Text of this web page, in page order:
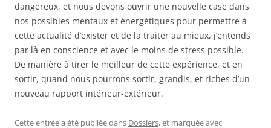
dangereux, et nous devons ouvrir une nouvelle case dans
nos possibles mentaux et énergétiques pour permettre à
cette actualité d’exister et de la traiter au mieux, j’entends
par là en conscience et avec le moins de stress possible.
De manière à tirer le meilleur de cette expérience, et en
sortir, quand nous pourrons sortir, grandis, et riches d’un
nouveau rapport intérieur-extérieur.
Cette entrée a été publiée dans Dossiers, et marquée avec